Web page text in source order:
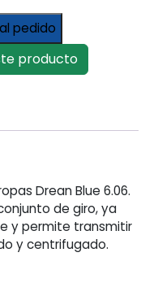
pedido
producto
Drean Blue 6.06.
de giro, ya
y permite transmitir
y centrifugado.